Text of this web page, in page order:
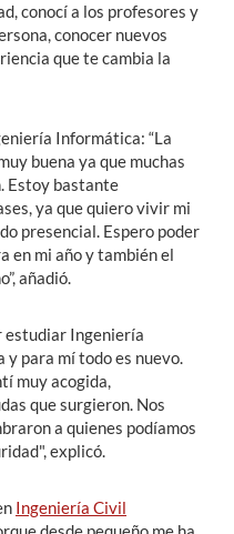
conocí a los profesores y
conocer nuevos
que te cambia la
Informática: “La
buena ya que muchas
Estoy bastante
ya que quiero vivir mi
presencial. Espero poder
en mi año y también el
añadió.
estudiar Ingeniería
y para mí todo es nuevo.
muy acogida,
que surgieron. Nos
a quienes podíamos
explicó.
Ingeniería Civil